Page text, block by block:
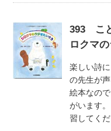
393 こ
ロクマ
楽しい詩
の先生が
絵本なの
がいます
習してくだ